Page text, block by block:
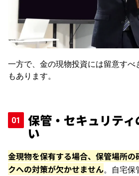
一方で、金の現物投資には留意すべ
もあります。
保管・セキュリテ
い
金現物を保有する場合、保管場所
クへの対策が欠かせません。自宅保